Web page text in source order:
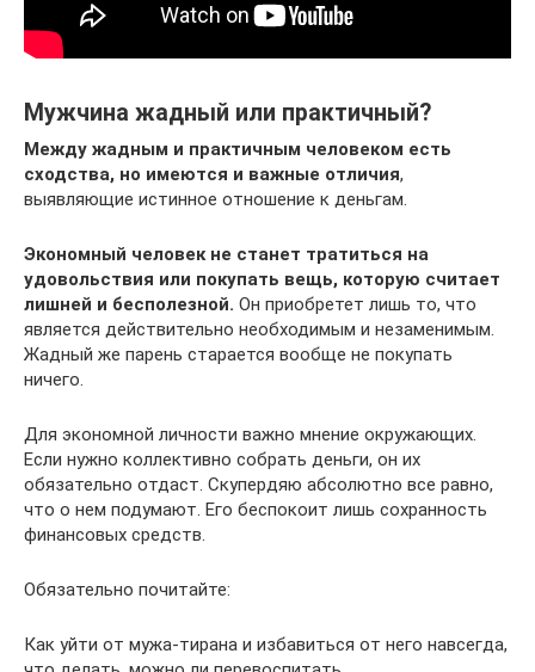
Мужчина жадный или практичный?
Между жадным и практичным человеком есть
сходства, но имеются и важные отличия,
выявляющие истинное отношение к деньгам.
Экономный человек не станет тратиться на
удовольствия или покупать вещь, которую считает
лишней и бесполезной. Он приобретет лишь то, что
является действительно необходимым и незаменимым.
Жадный же парень старается вообще не покупать
ничего.
Для экономной личности важно мнение окружающих.
Если нужно коллективно собрать деньги, он их
обязательно отдаст. Скупердяю абсолютно все равно,
что о нем подумают. Его беспокоит лишь сохранность
финансовых средств.
Обязательно почитайте:
Как уйти от мужа-тирана и избавиться от него навсегда,